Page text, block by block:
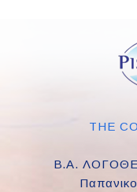
THE
Β.Α.